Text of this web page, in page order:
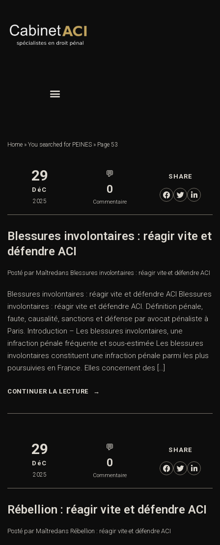
Home » You searched for PEINES » Page 53
29
DéC
2025
💬
0
Commentaire
SHARE
Blessures involontaires : réagir vite et
défendre ACI
Posté par Maîtredans Blessures involontaires : réagir vite et défendre ACI
Blessures involontaires : réagir vite et défendre ACI Blessures
involontaires : réagir vite et défendre ACI. Définition pénale,
faute, causalité, sanctions et défense par avocat pénaliste à
Paris. Introduction – Les blessures involontaires, une
infraction pénale fréquente et sous-estimée Les blessures
involontaires constituent une infraction pénale parmi les plus
poursuivies en France. Elles concernent des […]
CONTINUER LA LECTURE
29
DéC
2025
💬
0
Commentaire
SHARE
Rébellion : réagir vite et défendre ACI
Posté par Maîtredans Rébellion : réagir vite et défendre ACI